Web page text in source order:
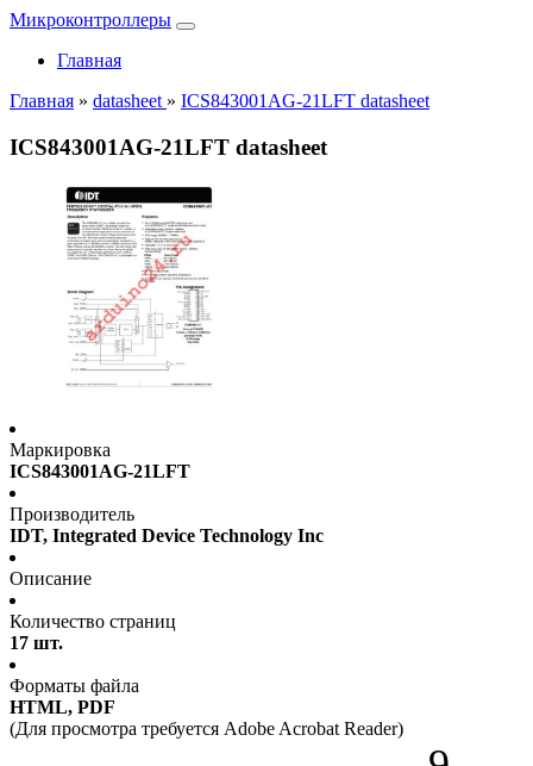
Микроконтроллеры
Главная
Главная » datasheet » ICS843001AG-21LFT datasheet
ICS843001AG-21LFT datasheet
Маркировка
ICS843001AG-21LFT
Производитель
IDT, Integrated Device Technology Inc
Описание
Количество страниц
17 шт.
Форматы файла
HTML, PDF
(Для просмотра требуется Adobe Acrobat Reader)